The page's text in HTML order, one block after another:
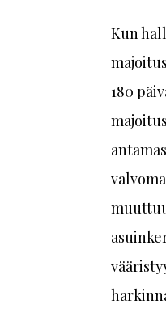
Kun
180